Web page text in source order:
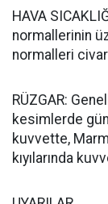
HAVA
normallerinin
normalleri
RÜZGAR:
kesimlerde
kuvvette,
kıyılarında